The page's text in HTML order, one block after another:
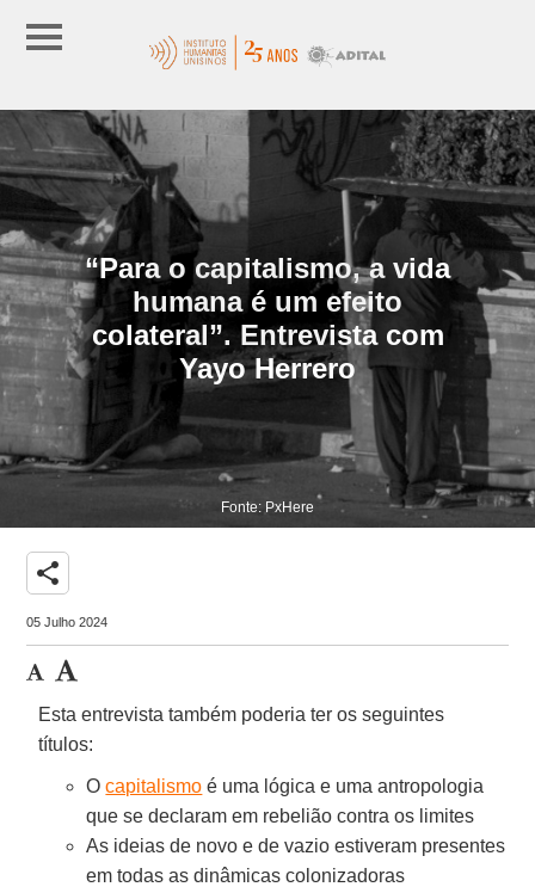
“Para o capitalismo, a vida
humana é um efeito
colateral”. Entrevista com
Yayo Herrero
Fonte: PxHere
share
05 Julho 2024
Esta entrevista também poderia ter os seguintes
títulos:
Ocapitalismo é uma lógica e uma antropologia
que se declaram em rebelião contra os limites
As ideias de novo e de vazio estiveram presentes
em todas as dinâmicas colonizadoras